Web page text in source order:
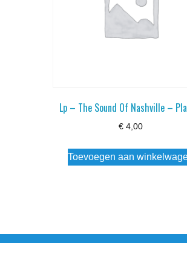
Lp – The Sound Of Nashville –
€4,00
Toevoegen aan